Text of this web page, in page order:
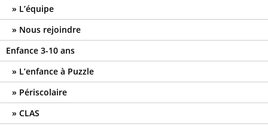
L’équipe
Nous rejoindre
Enfance 3-10 ans
L’enfance à Puzzle
Périscolaire
CLAS